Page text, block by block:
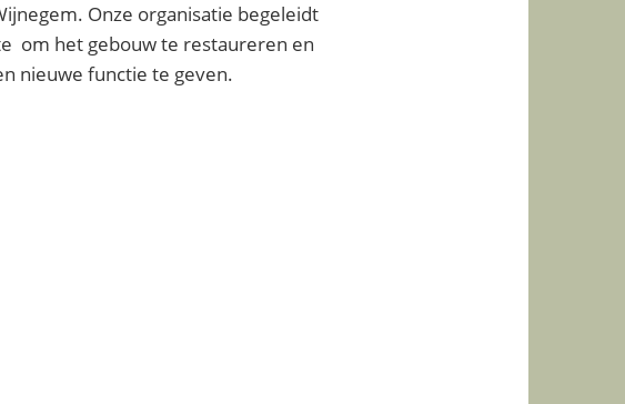
Onze organisatie begeleidt
om het gebouw te restaureren en
nieuwe functie te geven.